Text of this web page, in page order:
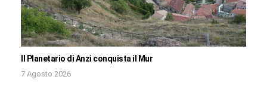
Il Planetario di Anzi conquista il Mur
7 Agosto 2026